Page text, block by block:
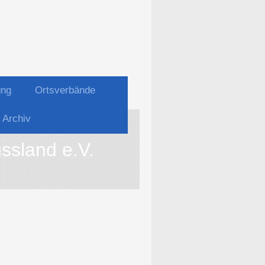
Ortsverbände
Archiv
e.V.